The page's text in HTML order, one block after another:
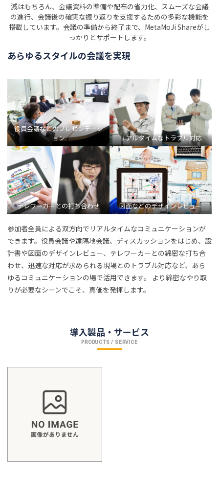
減はもちろん、会議資料の準備や配布の省力化、スムーズな会議
の進行、会議後の確実な振り返りを支援するための多彩な機能を
搭載しています。会議の準備から終了まで、MetaMoJi Shareがし
っかりとサポートします。
あらゆるスタイルの会議を実現
役員会議などのプレゼンテーシ
ョン
リアルタイムなトラブル対応
テレワーカーとの打ち合わせ 図面などのデザインレビュー
参加者全員による双方向でリアルタイムなコミュニケーションが
できます。役員会議や遠隔地会議、ディスカッションをはじめ、設
計書や図面のデザインレビュー、テレワーカーとの綿密な打ち合
わせ、迅速な対応が求められる現場とのトラブル対応など、あら
ゆるコミュニケーションの場で活用できます。 より綿密なやり取
りが必要なシーンでこそ、真価を発揮します。
導入製品・サービス
PRODUCTS / SERVICE